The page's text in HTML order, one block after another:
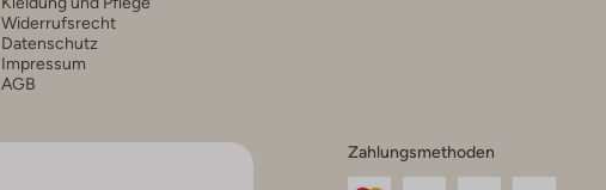
Widerrufsrecht
Datenschutz
Impressum
AGB
Zahlungsmethoden